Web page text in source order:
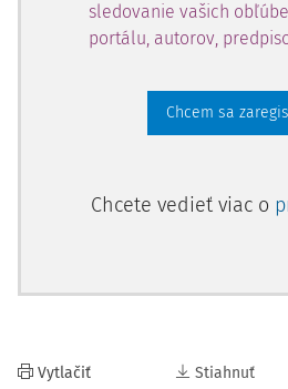
sledovanie vašich
portálu, autorov,
Chcem sa
Chcete vedieť viac o
Vytlačiť Stiahnuť